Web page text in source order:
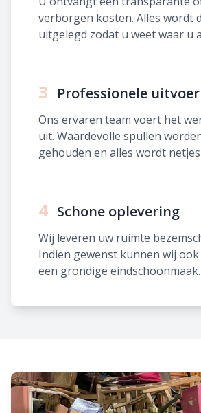
verborgen kosten. Alles wordt
uitgelegd zodat u weet waar u
3 Professionele
Ons ervaren team voert het
uit. Waardevolle spullen
gehouden en alles wordt
4 Schone oplevering
Wij leveren uw ruimte
Indien gewenst kunnen wij
een grondige eindschoonmaak.